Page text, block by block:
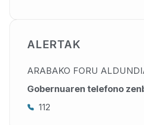
ALERTAK
ARABAKO FORU
Gobernuaren telefono
112